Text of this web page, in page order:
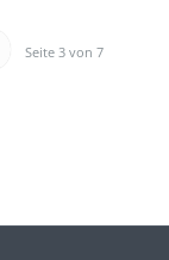
Seite 3 von 7